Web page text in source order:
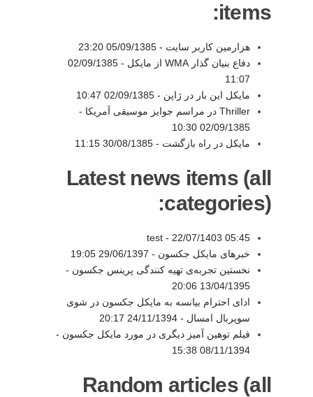
items:
هزارمین کاربر سایت - 05/09/1385 23:20
دفاع بنیان گذار WMA از مایکل -
02/09/1385
11:07
مایکل این بار در ژاپن - 02/09/1385 10:47
Thriller در مراسم جوایز موسیقی آمریکا -
02/09/1385 10:30
مایکل در راه بازگشت - 30/08/1385 11:15
Latest news items (all
categories):
test - 22/07/1403 05:45
خبرهای مایکل جکسون - 29/06/1397 19:05
نخستین تجربه‌ی تهیه کنندگی پرینس جکسون -
13/04/1395 20:06
ادای احترام بیانسه به مایکل جکسون در شوی
سوپربال امسال - 24/11/1394 20:17
فیلم توهین آمیز دیگری در مورد مایکل جکسون -
08/11/1394 15:38
Random articles (all